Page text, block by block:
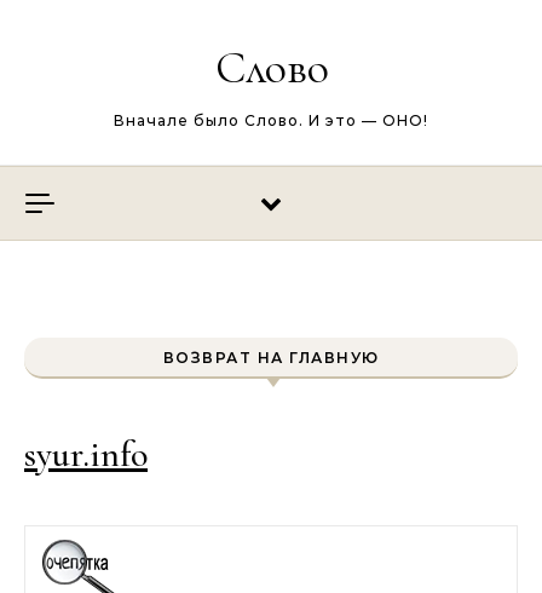
Слово
Вначале было Слово. И это — ОНО!
ВОЗВРАТ НА ГЛАВНУЮ
syur.info